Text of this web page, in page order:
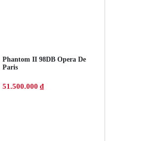
Phantom II 98DB Opera De
Paris
51.500.000 ₫